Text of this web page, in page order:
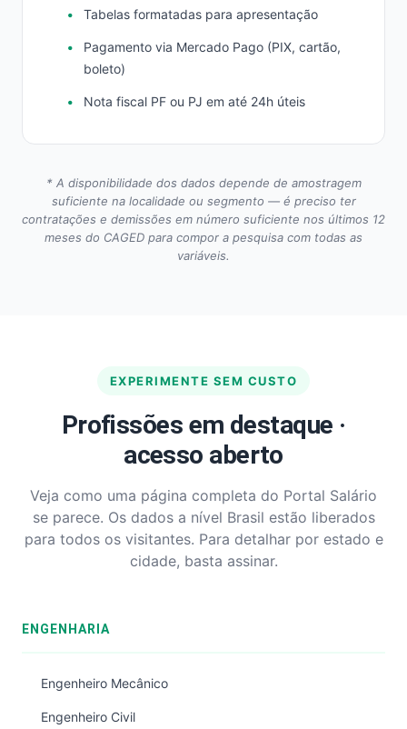
Tabelas formatadas para apresentação
Pagamento via Mercado Pago (PIX, cartão,
boleto)
Nota fiscal PF ou PJ em até 24h úteis
* A disponibilidade dos dados depende de amostragem
suficiente na localidade ou segmento — é preciso ter
contratações e demissões em número suficiente nos últimos 12
meses do CAGED para compor a pesquisa com todas as
variáveis.
EXPERIMENTE SEM CUSTO
Profissões em destaque ·
acesso aberto
Veja como uma página completa do Portal Salário
se parece. Os dados a nível Brasil estão liberados
para todos os visitantes. Para detalhar por estado e
cidade, basta assinar.
ENGENHARIA
Engenheiro Mecânico
Engenheiro Civil